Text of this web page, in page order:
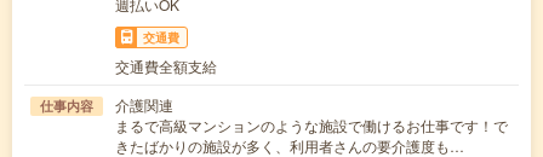
週払いOK
交通費
交通費全額支給
仕事内容
介護関連
まるで高級マンションのような施設で働けるお仕事です！で
きたばかりの施設が多く、利用者さんの要介護度も…